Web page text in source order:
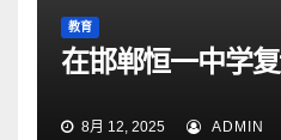
教育
在邯郸恒一中学
8月 12, 2025 ADMIN